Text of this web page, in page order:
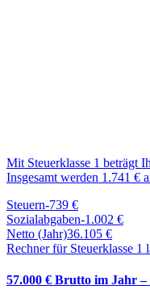
Mit Steuerklasse 1 beträgt
Insgesamt werden 1.741 €
Steuern-739 €
Sozialabgaben-1.002 €
Netto (Jahr)36.105 €
Rechner für Steuerklasse 1
57.000 € Brutto im Jahr –